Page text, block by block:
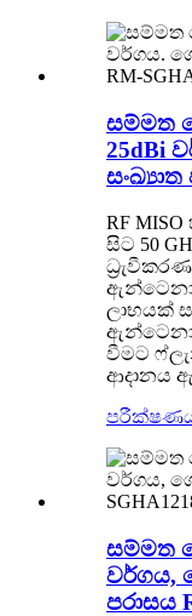
සම්මත
25dBi
සංඛ්‍යාත
RF
සිට 50
ලාභයක්
වීමට
ආදානය
සම්මත
වර්ගය,
පරාසය